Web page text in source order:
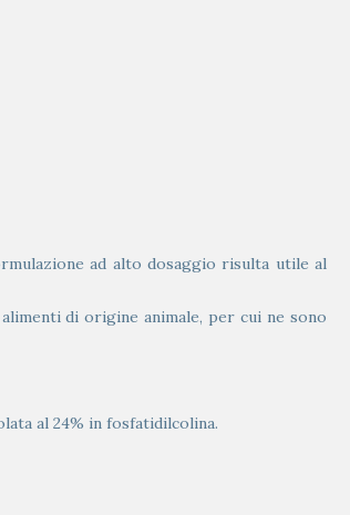
ad alto dosaggio risulta utile al
di origine animale, per cui ne sono
al 24% in fosfatidilcolina.